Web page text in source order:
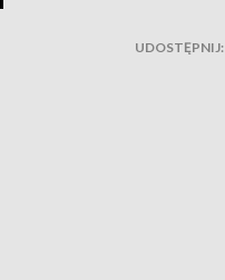
UDOSTĘPNIJ: